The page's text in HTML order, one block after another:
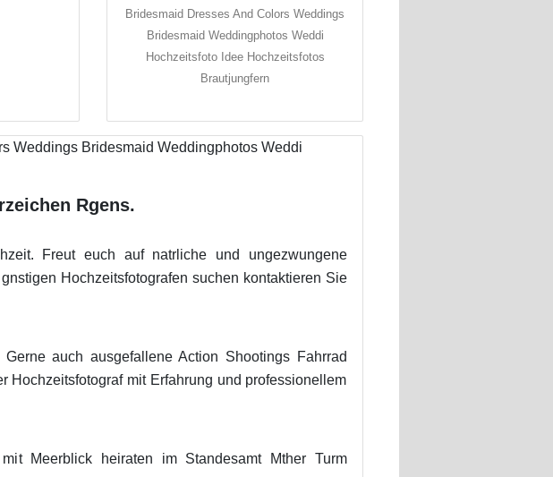
Bridesmaid Dresses And Colors Weddings
Bridesmaid Weddingphotos Weddi
Hochzeitsfoto Idee Hochzeitsfotos
Brautjungfern
Rgens.
Freut euch auf natrliche und ungezwungene
Hochzeitsfotografen suchen kontaktieren Sie
auch ausgefallene Action Shootings Fahrrad
Hochzeitsfotograf mit Erfahrung und professionellem
Meerblick heiraten im Standesamt Mther Turm